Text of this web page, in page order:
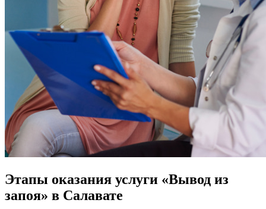
Этапы оказания услуги «Вывод из
запоя» в Салавате